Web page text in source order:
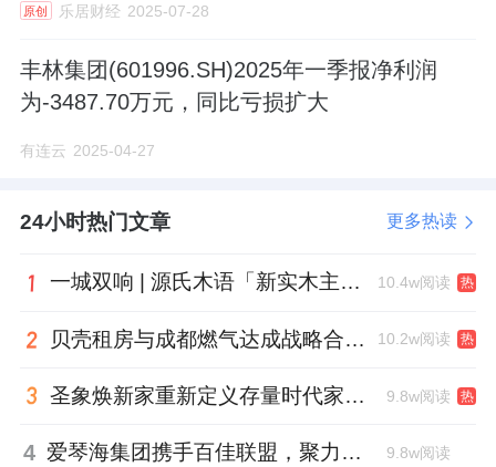
原创 乐居财经 2025-07-28
丰林集团(601996.SH)2025年一季报净利润
为-3487.70万元，同比亏损扩大
有连云 2025-04-27
24小时热门文章 更多热读
一城双响 | 源氏木语「新实木主义——黑标生活提案」发布会落地天津，黑标旗舰店盛大启幕 10.4w阅读 热
贝壳租房与成都燃气达成战略合作 打通安全巡检“最后一米” 10.2w阅读 热
圣象焕新家重新定义存量时代家居升级逻辑，筑牢说换就换的底气！ 9.8w阅读 热
4 爱琴海集团携手百佳联盟，聚力共拓存量商业新赛道 9.8w阅读